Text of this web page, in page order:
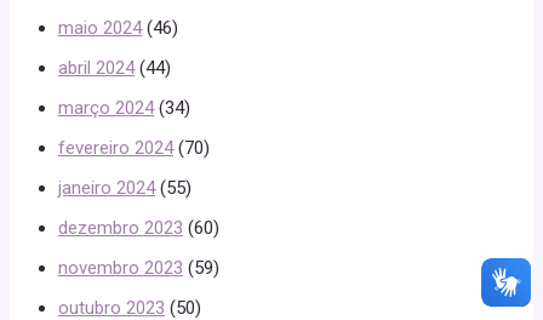
maio 2024(46)
abril 2024(44)
março 2024(34)
fevereiro 2024(70)
janeiro 2024(55)
dezembro 2023 (60)
novembro 2023 (59)
outubro 2023 (50)